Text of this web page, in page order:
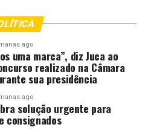
e 30 milímetros nos três
em áreas do litoral
Santo e parte de Minas
da frente fria e ao transporte
ago
uma marca”, diz Juca ao
realizado na Câmara
sua presidência
ago
solução urgente para
consignados